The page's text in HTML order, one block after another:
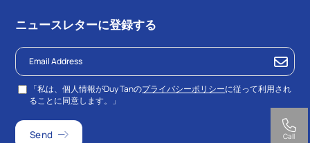
ニュースレターに登録する
「私は、個人情報がDuy Tanのプライバシーポリシーに従って利用され
ることに同意します。」
Call